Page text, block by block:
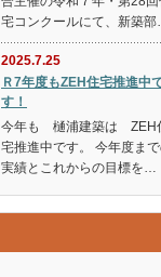
宅コンクールにて、新築
2025.7.25
Ｒ7年度もZEH住宅推進中
す！
今年も 樋浦建築は ZEH
宅推進中です。 今年度ま
実績とこれからの目標を…